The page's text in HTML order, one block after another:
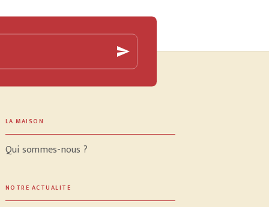
send
LA MAISON
Qui sommes-nous ?
NOTRE ACTUALITÉ